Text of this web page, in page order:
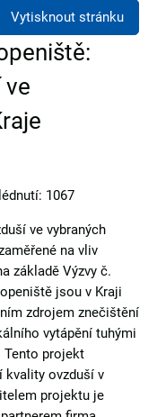
Vytisknout stránku
ve
1067
ve vybraných
na vliv
základě Výzvy č.
jsou v Kraji
zdrojem znečištění
vytápění tuhými
Tento projekt
kvality ovzduší v
projektu je